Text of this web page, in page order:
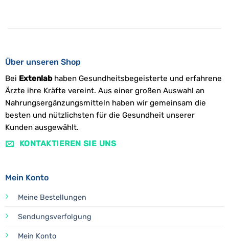
Über unseren Shop
Bei Extenlabhaben Gesundheitsbegeisterte und erfahrene
Ärzte ihre Kräfte vereint. Aus einer großen Auswahl an
Nahrungsergänzungsmitteln haben wir gemeinsam die
besten und nützlichsten für die Gesundheit unserer
Kunden ausgewählt.
KONTAKTIEREN SIE UNS
Mein Konto
Meine Bestellungen
Sendungsverfolgung
Mein Konto